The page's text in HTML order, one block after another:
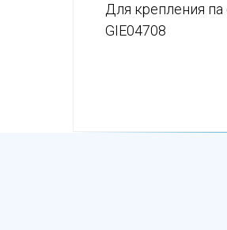
Для крепления
GIE04708